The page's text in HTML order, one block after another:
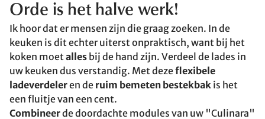
Orde is het halve werk!
Ik hoor dat er mensen zijn die graag zoeken. In de
keuken is dit echter uiterst onpraktisch, want bij het
koken moetalles bij de hand zijn. Verdeel de lades in
uw keuken dus verstandig. Met dezeflexibele
ladeverdeleren de ruim bemeten bestekbak is het
een fluitje van een cent.
Combineerde doordachte modules van uw "Culinara"